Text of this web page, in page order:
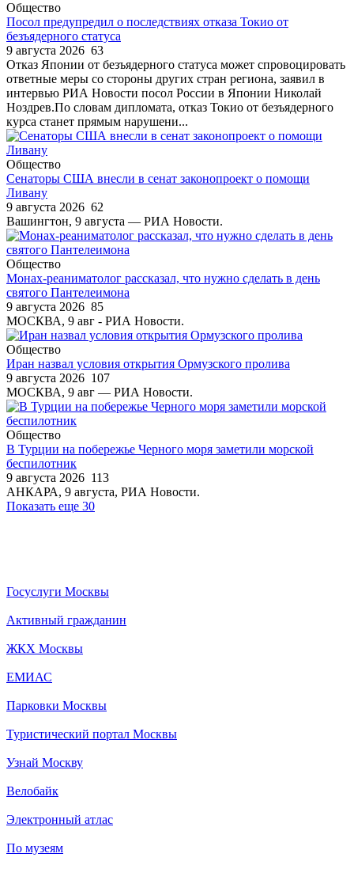
Общество
Посол предупредил о последствиях отказа Токио от
безъядерного статуса
9 августа 2026 63
Отказ Японии от безъядерного статуса может спровоцировать
ответные меры со стороны других стран региона, заявил в
интервью РИА Новости посол России в Японии Николай
Ноздрев.По словам дипломата, отказ Токио от безъядерного
курса станет прямым нарушени...
Общество
Сенаторы США внесли в сенат законопроект о помощи
Ливану
9 августа 2026 62
Вашингтон, 9 августа — РИА Новости.
Общество
Монах-реаниматолог рассказал, что нужно сделать в день
святого Пантелеимона
9 августа 2026 85
МОСКВА, 9 авг - РИА Новости.
Общество
Иран назвал условия открытия Ормузского пролива
9 августа 2026 107
МОСКВА, 9 авг — РИА Новости.
Общество
В Турции на побережье Черного моря заметили морской
беспилотник
9 августа 2026 113
АНКАРА, 9 августа, РИА Новости.
Показать еще 30
Госуслуги Москвы
Активный гражданин
ЖКХ Москвы
ЕМИАС
Парковки Москвы
Туристический портал Москвы
Узнай Москву
Велобайк
Электронный атлас
По музеям